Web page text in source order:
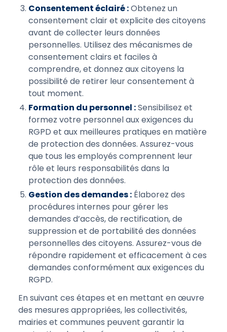
Consentement éclairé :Obtenez un
consentement clair et explicite des citoyens
avant de collecter leurs données
personnelles. Utilisez des mécanismes de
consentement clairs et faciles à
comprendre, et donnez aux citoyens la
possibilité de retirer leur consentement à
tout moment.
Formation du personnel :Sensibilisez et
formez votre personnel aux exigences du
RGPD et aux meilleures pratiques en matière
de protection des données. Assurez-vous
que tous les employés comprennent leur
rôle et leurs responsabilités dans la
protection des données.
Gestion des demandes : Élaborez des
procédures internes pour gérer les
demandes d’accès, de rectification, de
suppression et de portabilité des données
personnelles des citoyens. Assurez-vous de
répondre rapidement et efficacement à ces
demandes conformément aux exigences du
RGPD.
En suivant ces étapes et en mettant en œuvre
des mesures appropriées, les collectivités,
mairies et communes peuvent garantir la